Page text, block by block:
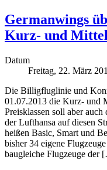
Germanwings
Kurz- und
Datum
Freitag, 22. März
Die Billigfluglinie und
01.07.2013 die Kurz- und
Preisklassen soll aber auch
der Lufthansa auf diesen
heißen Basic, Smart und
bisher 34 eigene
baugleiche Flugzeuge der